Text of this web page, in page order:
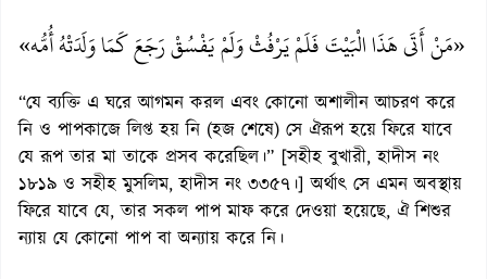
«مَنْ أَتَى هَذَا الْبَيْتَ فَلَمْ يَرْفُثْ وَلَمْ يَفْسُقْ رَجَعَ كَمَا وَلَدَتْهُ أُمُّه»
“যে ব্যক্তি এ ঘরে আগমন করল এবং কোনো অশালীন আচরণ করে
নি ও পাপকাজে লিপ্ত হয় নি (হজ শেষে) সে ঐরূপ হয়ে ফিরে যাবে
যে রূপ তার মা তাকে প্রসব করেছিল।” [সহীহ বুখারী, হাদীস নং
১৮১৯ ও সহীহ মুসলিম, হাদীস নং ৩৩৫৭।] অর্থাৎ সে এমন অবস্থায়
ফিরে যাবে যে, তার সকল পাপ মাফ করে দেওয়া হয়েছে, ঐ শিশুর
ন্যায় যে কোনো পাপ বা অন্যায় করে নি।